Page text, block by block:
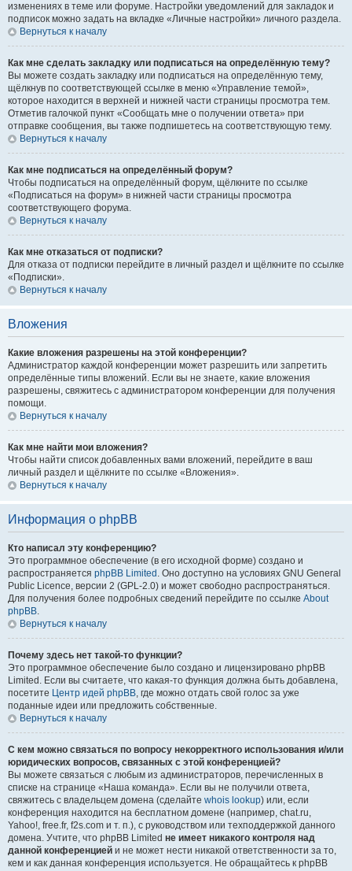
изменениях в теме или форуме. Настройки уведомлений для закладок и
подписок можно задать на вкладке «Личные настройки» личного раздела.
Вернуться к началу
Как мне сделать закладку или подписаться на определённую тему?
Вы можете создать закладку или подписаться на определённую тему,
щёлкнув по соответствующей ссылке в меню «Управление темой»,
которое находится в верхней и нижней части страницы просмотра тем.
Отметив галочкой пункт «Сообщать мне о получении ответа» при
отправке сообщения, вы также подпишетесь на соответствующую тему.
Вернуться к началу
Как мне подписаться на определённый форум?
Чтобы подписаться на определённый форум, щёлкните по ссылке
«Подписаться на форум» в нижней части страницы просмотра
соответствующего форума.
Вернуться к началу
Как мне отказаться от подписки?
Для отказа от подписки перейдите в личный раздел и щёлкните по ссылке
«Подписки».
Вернуться к началу
Вложения
Какие вложения разрешены на этой конференции?
Администратор каждой конференции может разрешить или запретить
определённые типы вложений. Если вы не знаете, какие вложения
разрешены, свяжитесь с администратором конференции для получения
помощи.
Вернуться к началу
Как мне найти мои вложения?
Чтобы найти список добавленных вами вложений, перейдите в ваш
личный раздел и щёлкните по ссылке «Вложения».
Вернуться к началу
Информация о phpBB
Кто написал эту конференцию?
Это программное обеспечение (в его исходной форме) создано и
распространяется phpBB Limited . Оно доступно на условиях GNU General
Public Licence, версии 2 (GPL-2.0) и может свободно распространяться.
Для получения более подробных сведений перейдите по ссылке About
phpBB.
Вернуться к началу
Почему здесь нет такой-то функции?
Это программное обеспечение было создано и лицензировано phpBB
Limited. Если вы считаете, что какая-то функция должна быть добавлена,
посетите Центр идей phpBB, где можно отдать свой голос за уже
поданные идеи или предложить собственные.
Вернуться к началу
С кем можно связаться по вопросу некорректного использования и/или
юридических вопросов, связанных с этой конференцией?
Вы можете связаться с любым из администраторов, перечисленных в
списке на странице «Наша команда». Если вы не получили ответа,
свяжитесь с владельцем домена (сделайте whois lookup) или, если
конференция находится на бесплатном домене (например, chat.ru,
Yahoo!, free.fr, f2s.com и т. п.), с руководством или техподдержкой данного
домена. Учтите, что phpBB Limited не имеет никакого контроля над
данной конференцией и не может нести никакой ответственности за то,
кем и как данная конференция используется. Не обращайтесь к phpBB